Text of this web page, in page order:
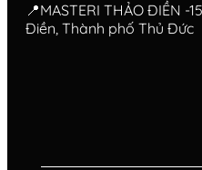
📍MASTERI THẢO ĐIỀN -
Điền, Thành phố Thủ Đức